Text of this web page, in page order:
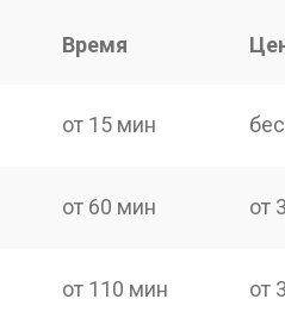
Время
от 15 мин
от 60 мин от
от 110 мин от